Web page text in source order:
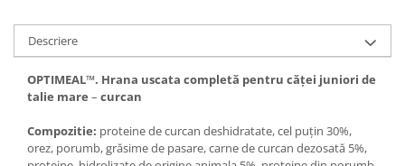
Descriere
OPTIMEAL™. Hrana uscata completă pentru căţei juniori de
talie mare – curcan
Compozitie: proteine ​​de curcan deshidratate, cel puțin 30%,
orez, porumb, grăsime de pasare, carne de curcan dezosată 5%,